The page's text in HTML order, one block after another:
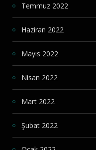
Temmuz 2022
Haziran 2022
Mayıs 2022
Nisan 2022
Mart 2022
Şubat 2022